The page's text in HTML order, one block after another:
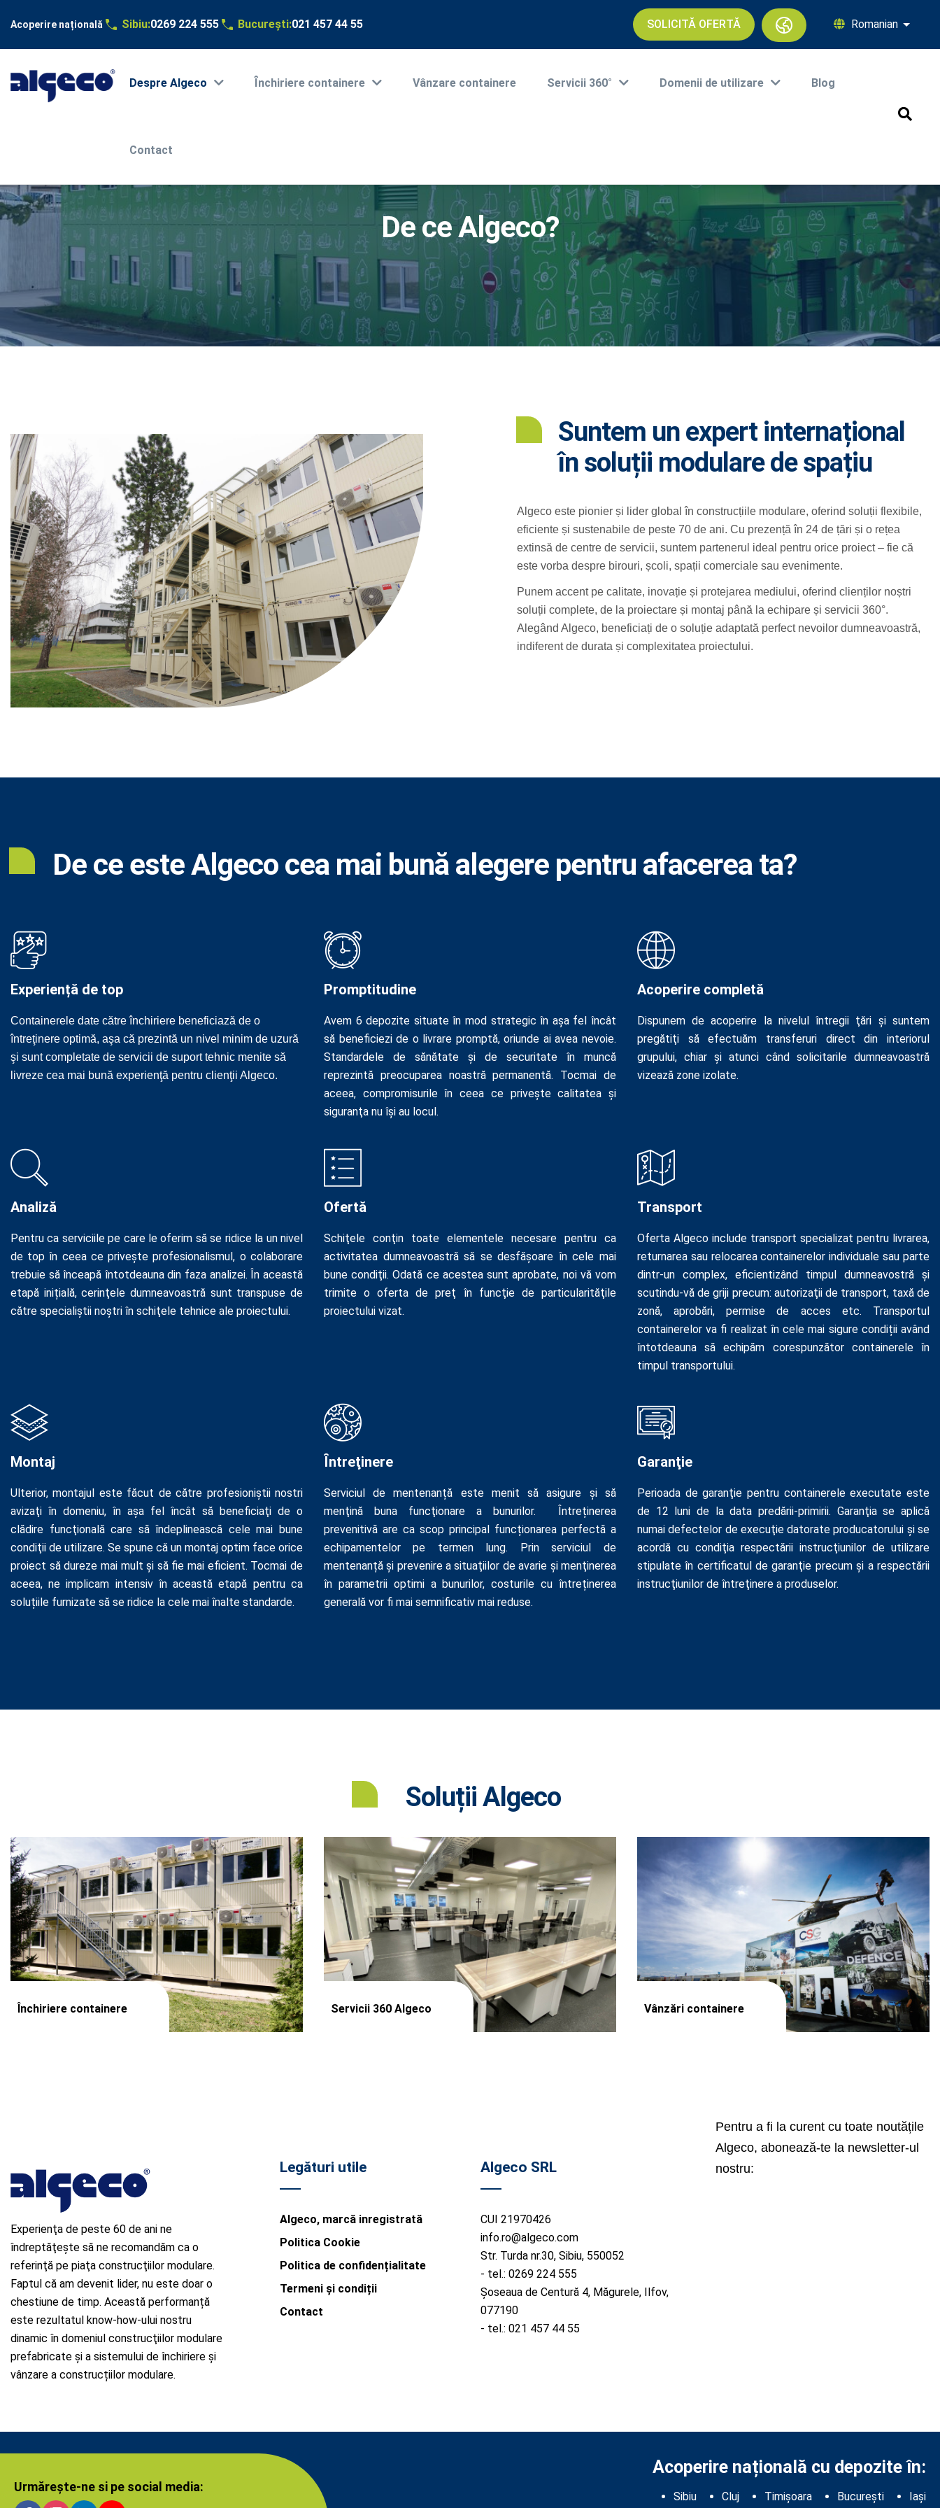
Sari
Acoperire națională Sibiu:0269 224 555 București:021 457 44 55 Romanian Afișați
SOLICITĂ OFERTĂ
navigation
Despre Algeco Ȋnchiriere containere Vânzare containere Servicii 360° Domenii de utilizare Blog
Contact
De ce Algeco?
Suntem un expert internațional
în soluții modulare de spațiu
Algeco este pionier și lider global în construcțiile modulare, oferind soluții flexibile,
eficiente și sustenabile de peste 70 de ani. Cu prezență în 24 de țări și o rețea
extinsă de centre de servicii, suntem partenerul ideal pentru orice proiect – fie că
este vorba despre birouri, școli, spații comerciale sau evenimente.
Punem accent pe calitate, inovație și protejarea mediului, oferind clienților noștri
soluții complete, de la proiectare și montaj până la echipare și servicii 360°.
Alegând Algeco, beneficiați de o soluție adaptată perfect nevoilor dumneavoastră,
indiferent de durata și complexitatea proiectului.
De ce este Algeco cea mai bună alegere pentru afacerea ta?
Experiență de top
Containerele date către închiriere beneficiază de o
întreţinere optimă, aşa că prezintă un nivel minim de uzură
şi sunt completate de servicii de suport tehnic menite să
livreze cea mai bună experienţă pentru clienţii Algeco.
Promptitudine
Avem 6 depozite situate în mod strategic în aşa fel încât
să beneficiezi de o livrare promptă, oriunde ai avea nevoie.
Standardele de sănătate şi de securitate în muncă
reprezintă preocuparea noastră permanentă. Tocmai de
aceea, compromisurile în ceea ce priveşte calitatea şi
siguranţa nu își au locul.
Acoperire completă
Dispunem de acoperire la nivelul întregii ţări şi suntem
pregătiţi să efectuăm transferuri direct din interiorul
grupului, chiar şi atunci când solicitarile dumneavoastră
vizează zone izolate.
Analiză
Pentru ca serviciile pe care le oferim să se ridice la un nivel
de top în ceea ce priveşte profesionalismul, o colaborare
trebuie să înceapă întotdeauna din faza analizei. În această
etapă inițială, cerinţele dumneavoastră sunt transpuse de
către specialiştii noştri în schiţele tehnice ale proiectului.
Ofertă
Schiţele conţin toate elementele necesare pentru ca
activitatea dumneavoastră să se desfășoare în cele mai
bune condiţii. Odată ce acestea sunt aprobate, noi vă vom
trimite o oferta de preţ în funcţie de particularităţile
proiectului vizat.
Transport
Oferta Algeco include transport specializat pentru livrarea,
returnarea sau relocarea containerelor individuale sau parte
dintr-un complex, eficientizând timpul dumneavostră şi
scutindu-vă de griji precum: autorizaţii de transport, taxă de
zonă, aprobări, permise de acces etc. Transportul
containerelor va fi realizat în cele mai sigure condiții având
întotdeauna să echipăm corespunzător containerele în
timpul transportului.
Montaj
Ulterior, montajul este făcut de către profesioniştii nostri
avizaţi în domeniu, în aşa fel încât să beneficiaţi de o
clădire funcţională care să îndeplinească cele mai bune
condiţii de utilizare. Se spune că un montaj optim face orice
proiect să dureze mai mult şi să fie mai eficient. Tocmai de
aceea, ne implicam intensiv în această etapă pentru ca
soluțiile furnizate să se ridice la cele mai înalte standarde.
Ȋntreţinere
Serviciul de mentenanță este menit să asigure şi să
menţină buna funcţionare a bunurilor. Întreținerea
prevenitivă are ca scop principal funcționarea perfectă a
echipamentelor pe termen lung. Prin serviciul de
mentenanță și prevenire a situaţiilor de avarie şi menţinerea
în parametrii optimi a bunurilor, costurile cu întreținerea
generală vor fi mai semnificativ mai reduse.
Garanţie
Perioada de garanţie pentru containerele executate este
de 12 luni de la data predării-primirii. Garanţia se aplică
numai defectelor de execuţie datorate producatorului și se
acordă cu condiţia respectării instrucţiunilor de utilizare
stipulate în certificatul de garanţie precum şi a respectării
instrucţiunilor de întreţinere a produselor.
Soluții Algeco
Închiriere containere Servicii 360 Algeco Vânzări containere
Experienţa de peste 60 de ani ne
îndreptăţeşte să ne recomandăm ca o
referinţă pe piaţa construcţiilor modulare.
Faptul că am devenit lider, nu este doar o
chestiune de timp. Această performanță
este rezultatul know-how-ului nostru
dinamic în domeniul construcţiilor modulare
prefabricate şi a sistemului de închiriere și
vânzare a construcțiilor modulare.
Legături utile
Algeco, marcă inregistrată
Politica Cookie
Politica de confidențialitate
Termeni și condiții
Contact
Algeco SRL
CUI 21970426
info.ro@algeco.com
Str. Turda nr.30, Sibiu, 550052
- tel.: 0269 224 555
Șoseaua de Centură 4, Măgurele, Ilfov,
077190
- tel.: 021 457 44 55
Pentru a fi la curent cu toate noutățile
Algeco, abonează-te la newsletter-ul
nostru:
Urmărește-ne si pe social media:
Acoperire națională cu depozite în:
Sibiu Cluj Timișoara București Iași